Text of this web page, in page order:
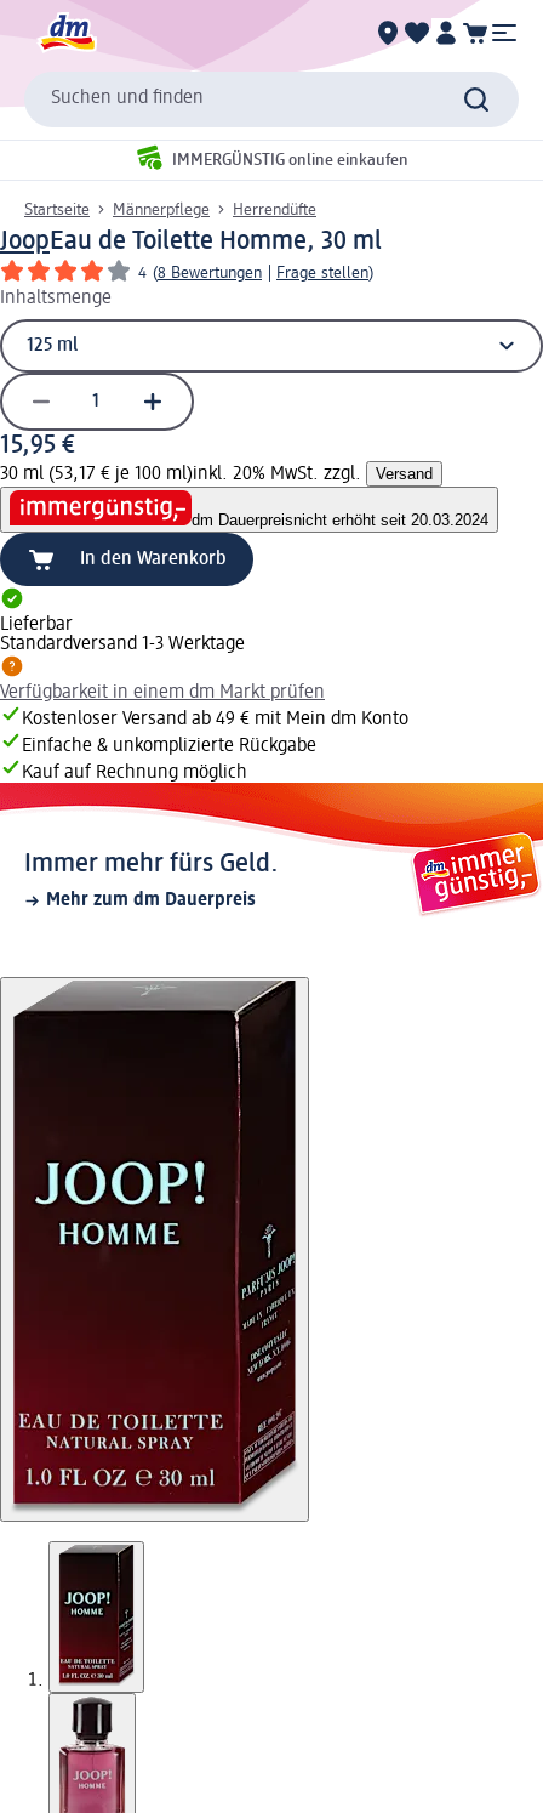
Suchen und finden
IMMERGÜNSTIG online einkaufen
Startseite Männerpflege Herrendüfte
JoopEau de Toilette Homme, 30 ml
4 (8 Bewertungen Frage stellen)
Inhaltsmenge
15,95 €
30 ml (53,17 € je 100 ml)inkl. 20% MwSt. zzgl. Versand
dm Dauerpreisnicht erhöht seit 20.03.2024
In den Warenkorb
Lieferbar
Standardversand 1-3 Werktage
Verfügbarkeit in einem dm Markt prüfen
Kostenloser Versand ab 49 € mit Mein dm Konto
Einfache & unkomplizierte Rückgabe
Kauf auf Rechnung möglich
Immer mehr fürs Geld.
Mehr zum dm Dauerpreis